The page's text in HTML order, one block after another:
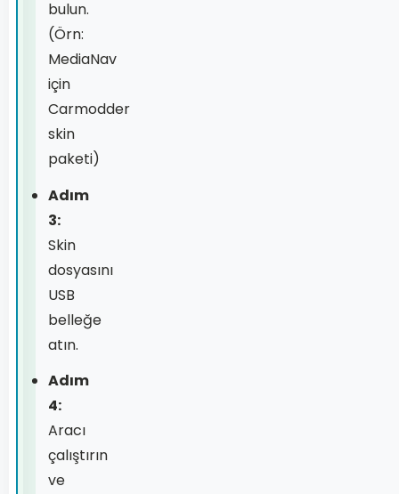
bulun.
(Örn:
MediaNav
için
Carmodder
skin
paketi)
Adım
3:
Skin
dosyasını
USB
belleğe
atın.
Adım
4:
Aracı
çalıştırın
ve